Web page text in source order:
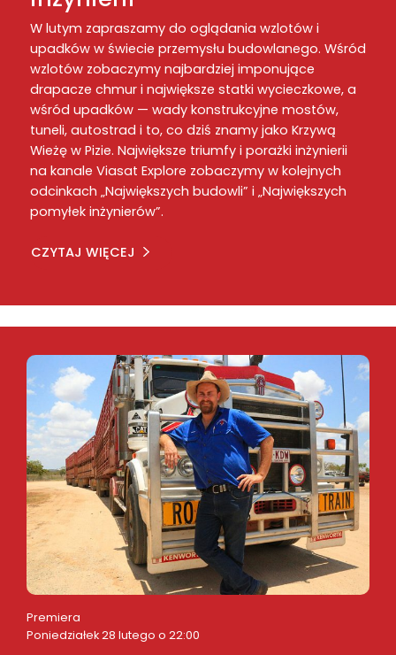
W lutym zapraszamy do oglądania wzlotów i
upadków w świecie przemysłu budowlanego. Wśród
wzlotów zobaczymy najbardziej imponujące
drapacze chmur i największe statki wycieczkowe, a
wśród upadków — wady konstrukcyjne mostów,
tuneli, autostrad i to, co dziś znamy jako Krzywą
Wieżę w Pizie. Największe triumfy i porażki inżynierii
na kanale Viasat Explore zobaczymy w kolejnych
odcinkach „Największych budowli” i „Największych
pomyłek inżynierów”.
CZYTAJ WIĘCEJ
Premiera
Poniedziałek 28 lutego o 22:00